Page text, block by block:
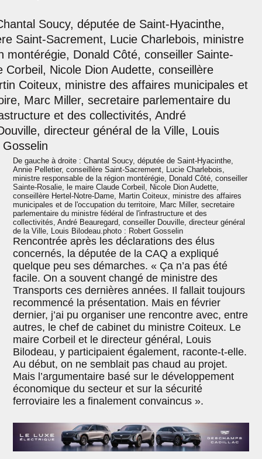
De gauche à droite : Chantal Soucy, députée de Saint-Hyacinthe,
Annie Pelletier, conseillère Saint-Sacrement, Lucie Charlebois,
ministre responsable de la région montérégie, Donald Côté, conseiller
Sainte-Rosalie, le maire Claude Corbeil, Nicole Dion Audette,
conseillère Hertel-Notre-Dame, Martin Coiteux, ministre des affaires
municipales et de l'occupation du territoire, Marc Miller, secretaire
parlementaire du ministre fédéral de l'infrastructure et des
collectivités, André Beauregard, conseiller Douville, directeur général
de la Ville, Louis Bilodeau.photo : Robert Gosselin
Rencontrée après les déclarations des élus
concernés, la députée de la CAQ a expliqué
quelque peu ses démarches. « Ça n’a pas été
facile. On a souvent changé de ministre des
Transports ces dernières années. Il fallait toujours
recommencé la présentation. Mais en février
dernier, j’ai pu organiser une rencontre avec, entre
autres, le chef de cabinet du ministre Coiteux. Le
maire Corbeil et le directeur général, Louis
Bilodeau, y participaient également, raconte-t-elle.
Au début, on ne semblait pas chaud au projet.
Mais l’argumentaire basé sur le développement
économique du secteur et sur la sécurité
ferroviaire les a finalement convaincus ».